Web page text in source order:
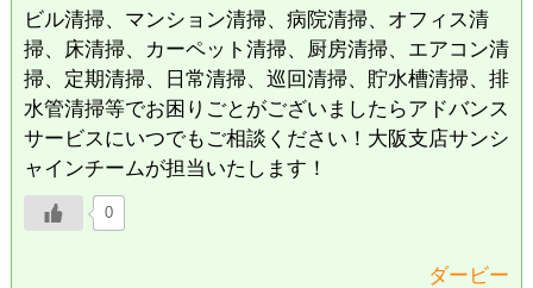
ビル清掃、マンション清掃、病院清掃、オフィス清
掃、床清掃、カーペット清掃、厨房清掃、エアコン清
掃、定期清掃、日常清掃、巡回清掃、貯水槽清掃、排
水管清掃等でお困りごとがございましたらアドバンス
サービスにいつでもご相談ください！大阪支店サンシ
ャインチームが担当いたします！
0
ダービー